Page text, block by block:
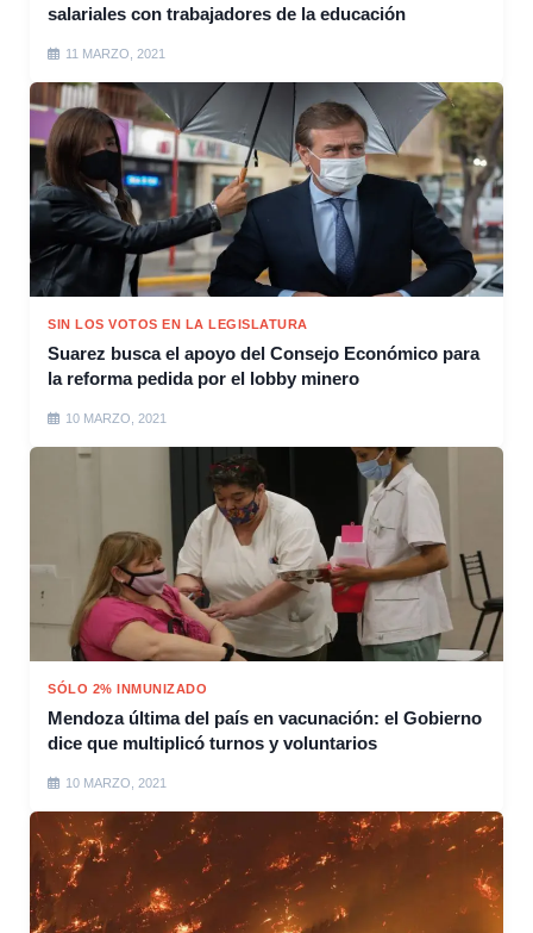
salariales con trabajadores de la educación
11 MARZO, 2021
SIN LOS VOTOS EN LA LEGISLATURA
Suarez busca el apoyo del Consejo Económico para
la reforma pedida por el lobby minero
10 MARZO, 2021
SÓLO 2% INMUNIZADO
Mendoza última del país en vacunación: el Gobierno
dice que multiplicó turnos y voluntarios
10 MARZO, 2021